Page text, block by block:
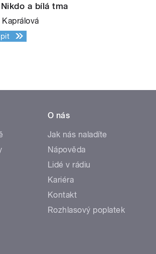
a bílá tma
Kaprálová
O nás
Jak nás naladíte
Nápověda
Lidé v rádiu
Kariéra
Kontakt
Rozhlasový poplatek